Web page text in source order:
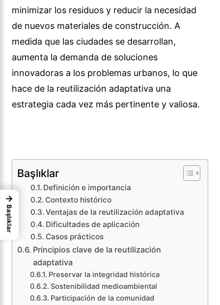
minimizar los residuos y reducir la necesidad
de nuevos materiales de construcción. A
medida que las ciudades se desarrollan,
aumenta la demanda de soluciones
innovadoras a los problemas urbanos, lo que
hace de la reutilización adaptativa una
estrategia cada vez más pertinente y valiosa.
Başlıklar
Definición e importancia
Contexto histórico
Ventajas de la reutilización adaptativa
Dificultades de aplicación
Casos prácticos
Principios clave de la reutilización
adaptativa
Preservar la integridad histórica
Sostenibilidad medioambiental
Participación de la comunidad
→
Başlıklar